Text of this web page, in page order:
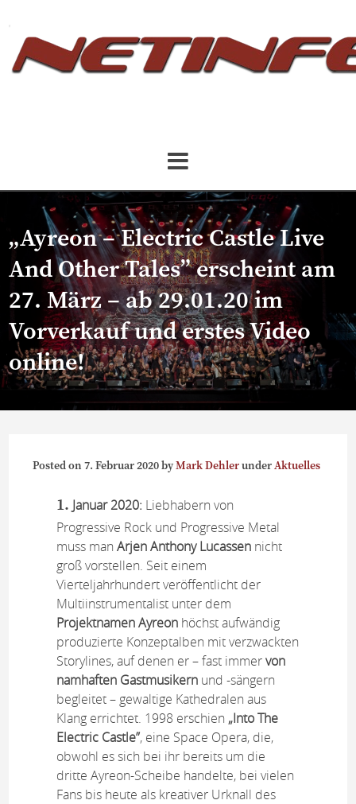
„Ayreon – Electric Castle Live
And Other Tales” erscheint am
27. März – ab 29.01.20 im
Vorverkauf und erstes Video
online!
Posted on7. Februar 2020byMark DehlerunderAktuelles
Januar 2020: Liebhabern von
Progressive Rock und Progressive Metal
muss manArjen Anthony Lucassen nicht
groß vorstellen. Seit einem
Vierteljahrhundert veröffentlicht der
Multiinstrumentalist unter dem
Projektnamen Ayreon höchst aufwändig
produzierte Konzeptalben mit verzwackten
Storylines, auf denen er – fast immervon
namhaften Gastmusikern und -sängern
begleitet – gewaltige Kathedralen aus
Klang errichtet. 1998 erschien „Into The
Electric Castle”, eine Space Opera, die,
obwohl es sich bei ihr bereits um die
dritte Ayreon-Scheibe handelte, bei vielen
Fans bis heute als kreativer Urknall des